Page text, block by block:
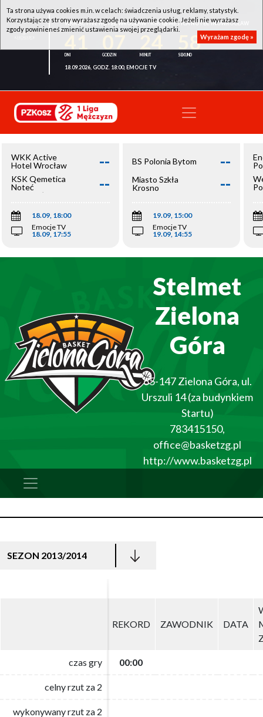
WKK ACTIVE HOTEL WROCŁAW - KSK QEMETICA NOTEĆ INOWROCŁAW
57
18.09.2026, GODZ. 18:00, EMOCJE TV
WKK Active
Hotel Wrocław
--
KSK Qemetica
Noteć
Inowrocław
--
18.09, 18:00
Emocje TV
18.09, 17:55
BS Polonia Bytom --
Miasto Szkła
Krosno
--
19.09, 15:00
Emocje TV
19.09, 14:55
Stelmet
Zielona
Góra
65-147 Zielona Góra, ul.
Urszuli 14 (za budynkiem
Startu)
783415150,
office@basketzg.pl
http://www.basketzg.pl
SEZON 2013/2014
REKORD ZAWODNIK DATA
czas gry 00:00
celny rzut za 2
wykonywany rzut za 2
REKORD ZAWODNIK DATA
czas gry 00:00
celny rzut za 2
wykonywany rzut za 2
Ta strona używa cookies m.in. w celach: świadczenia usług, reklamy, statystyk.
Korzystając ze strony wyrażasz zgodę na używanie cookie. Jeżeli nie wyrażasz
zgody powinieneś zmienić ustawienia swojej przeglądarki.
Wyrażam zgodę »